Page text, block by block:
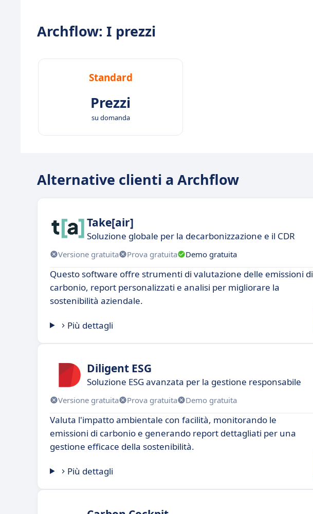
Archflow: I prezzi
Standard
Prezzi
su domanda
Alternative clienti a Archflow
Take[air]
Soluzione globale per la decarbonizzazione e il CDR
Versione gratuita Prova gratuita Demo gratuita
Questo software offre strumenti di valutazione delle emissioni di
carbonio, report personalizzati e analisi per migliorare la
sostenibilità aziendale.
Più dettagli
Diligent ESG
Soluzione ESG avanzata per la gestione responsabile
Versione gratuita Prova gratuita Demo gratuita
Valuta l'impatto ambientale con facilità, monitorando le
emissioni di carbonio e generando report dettagliati per una
gestione efficace della sostenibilità.
Più dettagli